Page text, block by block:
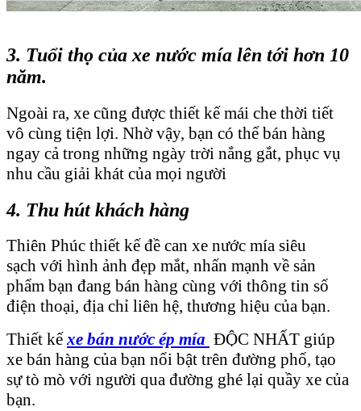
3. Tuổi thọ của xe nước mía lên tới hơn 10
năm.
Ngoài ra, xe cũng được thiết kế mái che thời tiết
vô cùng tiện lợi. Nhờ vậy, bạn có thể bán hàng
ngay cả trong những ngày trời nắng gắt, phục vụ
nhu cầu giải khát của mọi người
4. Thu hút khách hàng
Thiên Phúc thiết kế đề can xe nước mía siêu
sạch với hình ảnh đẹp mắt, nhấn mạnh về sản
phẩm bạn đang bán hàng cùng với thông tin số
điện thoại, địa chỉ liên hệ, thương hiệu của bạn.
Thiết kếxe bán nước ép mía ĐỘC NHẤT giúp
xe bán hàng của bạn nổi bật trên đường phố, tạo
sự tò mò với người qua đường ghé lại quầy xe của
bạn.